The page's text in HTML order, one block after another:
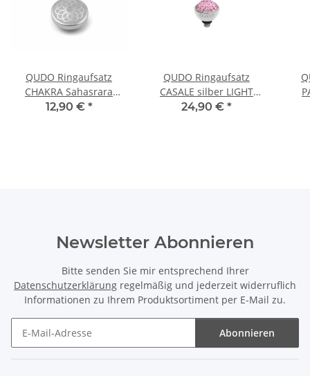
QUDO Ringaufsatz
CHAKRA Sahasrara
silber
12,90 € *
QUDO Ringaufsatz
CASALE silber LIGHT
ROSE
24,90 € *
Newsletter Abonnieren
Bitte senden Sie mir entsprechend Ihrer
Datenschutzerklärung regelmäßig und jederzeit widerruflich
Informationen zu Ihrem Produktsortiment per E-Mail zu.
Abonnieren